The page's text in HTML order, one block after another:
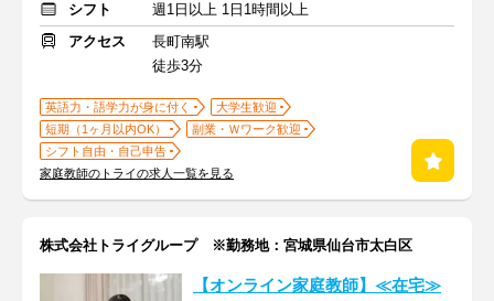
シフト
週1日以上 1日1時間以上
アクセス
長町南駅
徒歩3分
英語力・語学力が身に付く
大学生歓迎
短期（1ヶ月以内OK）
副業・Ｗワーク歓迎
シフト自由・自己申告
家庭教師のトライの求人一覧を見る
株式会社トライグループ ※勤務地：宮城県仙台市太白区
【オンライン家庭教師】≪在宅≫